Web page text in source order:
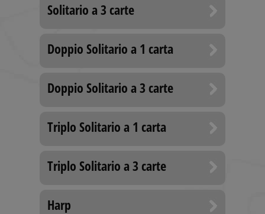
Solitario a 3 carte
Doppio Solitario a 1 carta
Doppio Solitario a 3 carte
Triplo Solitario a 1 carta
Triplo Solitario a 3 carte
Harp